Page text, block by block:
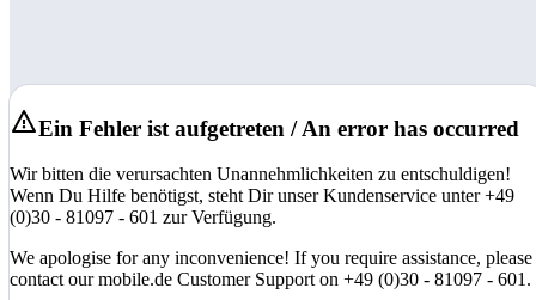
Ein Fehler ist aufgetreten / An error has occurred
Wir bitten die verursachten Unannehmlichkeiten zu entschuldigen!
Wenn Du Hilfe benötigst, steht Dir unser Kundenservice unter +49
(0)30 - 81097 - 601 zur Verfügung.
We apologise for any inconvenience! If you require assistance, please
contact our mobile.de Customer Support on +49 (0)30 - 81097 - 601.